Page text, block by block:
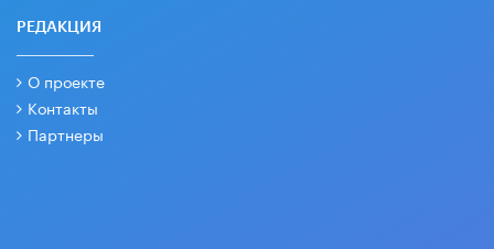
РЕДАКЦИЯ
О проекте
Контакты
Партнеры